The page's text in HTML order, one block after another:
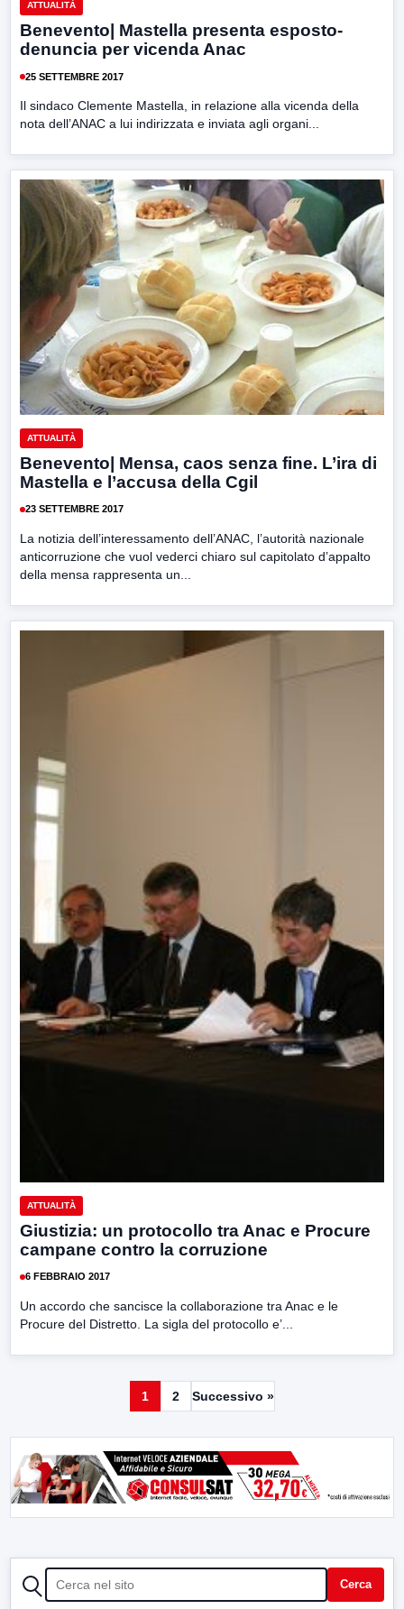
ATTUALITÀ
Benevento| Mastella presenta esposto-
denuncia per vicenda Anac
25 SETTEMBRE 2017
Il sindaco Clemente Mastella, in relazione alla vicenda della
nota dell’ANAC a lui indirizzata e inviata agli organi...
ATTUALITÀ
Benevento| Mensa, caos senza fine. L’ira di
Mastella e l’accusa della Cgil
23 SETTEMBRE 2017
La notizia dell’interessamento dell’ANAC, l’autorità nazionale
anticorruzione che vuol vederci chiaro sul capitolato d’appalto
della mensa rappresenta un...
ATTUALITÀ
Giustizia: un protocollo tra Anac e Procure
campane contro la corruzione
6 FEBBRAIO 2017
Un accordo che sancisce la collaborazione tra Anac e le
Procure del Distretto. La sigla del protocollo e’...
1 2 Successivo »
CERCA Cerca